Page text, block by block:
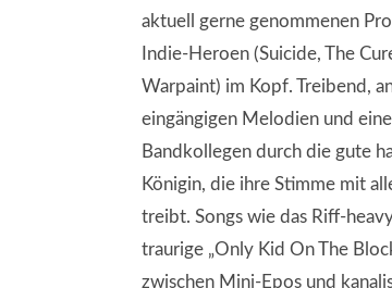
aktuell gerne genommenen
Indie-Heroen (Suicide, The
Warpaint) im Kopf. Treibend,
eingängigen Melodien und
Bandkollegen durch die gute
Königin, die ihre Stimme mit
treibt. Songs wie das Riff-
traurige „Only Kid On The
zwischen Mini-Epos und